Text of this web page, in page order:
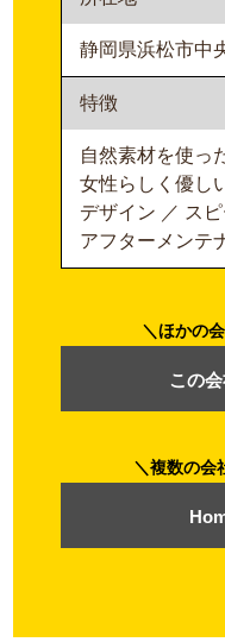
静岡県浜松市中
特徴
自然素材を使っ
女性らしく優し
デザイン ／ ス
アフターメンテ
複数の会
ほかの
この